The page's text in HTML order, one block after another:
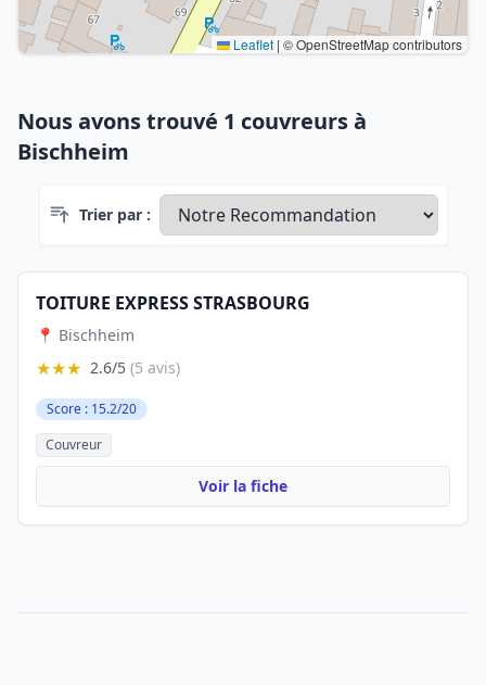
Leaflet | © OpenStreetMap contributors
Nous avons trouvé 1 couvreurs à
Bischheim
Trier par :
TOITURE EXPRESS STRASBOURG
📍 Bischheim
★★★ 2.6/5 (5 avis)
Score : 15.2/20
Couvreur
Voir la fiche